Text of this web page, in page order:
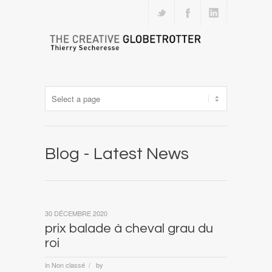
Blog - Latest News
prix balade à cheval grau du
roi
in Non classé / by
30 DÉCEMBRE 2020